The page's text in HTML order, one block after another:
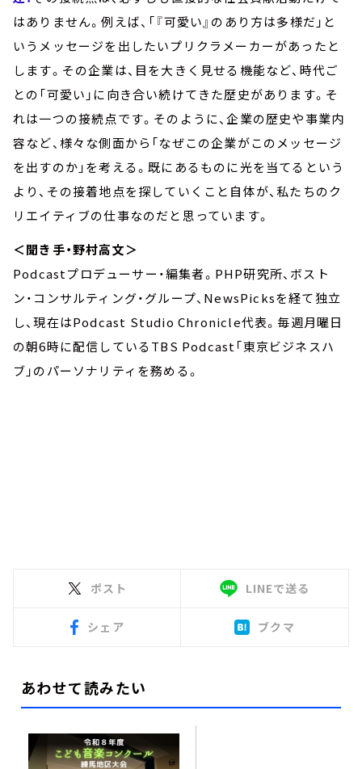
はありません。例えば、「『可愛い』のあり方は多様だ」と
いうメッセージを出したいプリクラメーカーがあったと
します。その企業は、目を大きく見せる機能など、時代ご
との「可愛い」に向き合い続けてきた歴史があります。そ
れは一つの接続点です。そのように、企業の歴史や事業内
容など、様々な側面から「なぜこの企業がこのメッセージ
を出すのか」を考える。既にあるものに光を当てるという
より、その接着地点を探していくこと自体が、私たちのク
リエイティブの仕事なのだと思っています。
＜聞き手・野村高文＞
Podcastプロデューサー・編集者。PHP研究所、ボスト
ン・コンサルティング・グループ、NewsPicksを経て独立
し、現在はPodcast Studio Chronicle代表。毎週月曜日
の朝6時に配信しているTBS Podcast「東京ビジネスハ
ブ」のパーソナリティを務める。
ポスト LINEで送る
シェア ブクマ
あわせて読みたい